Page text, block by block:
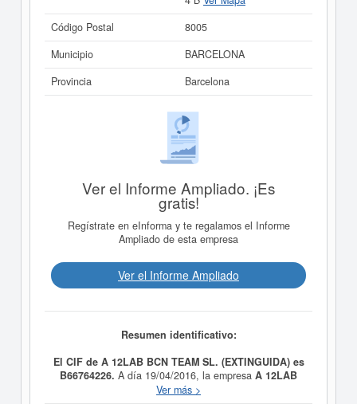
Código Postal
8005
Municipio
BARCELONA
Provincia
Barcelona
Ver el Informe Ampliado. ¡Es
gratis!
Regístrate en eInforma y te regalamos el Informe
Ampliado de esta empresa
Ver el Informe Ampliado
Resumen identificativo:
El CIF de A 12LAB BCN TEAM SL. (EXTINGUIDA) es
B66764226. A día 19/04/2016, la empresa A 12LAB
BCN TEAM SL. (EXTINGUIDA)
Ver más >